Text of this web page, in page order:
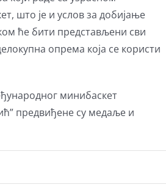
што је и услов за добијање
ће бити представљени сви
опрема која се користи
минибаскет
предвиђене су медаље и